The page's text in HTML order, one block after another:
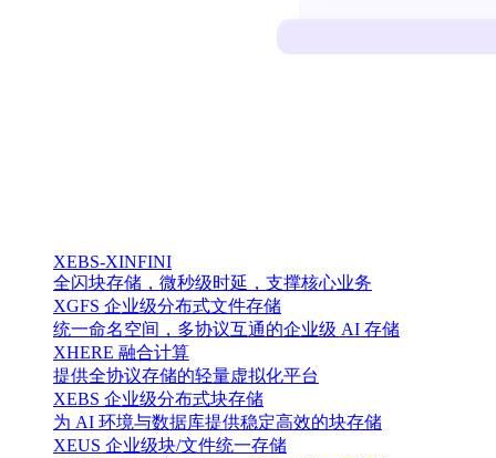
XEBS-XINFINI
全闪块存储，微秒级时延，支撑核心业务
XGFS 企业级分布式文件存储
统一命名空间，多协议互通的企业级 AI 存储
XHERE 融合计算
提供全协议存储的轻量虚拟化平台
XEBS 企业级分布式块存储
为 AI 环境与数据库提供稳定高效的块存储
XEUS 企业级块/文件统一存储